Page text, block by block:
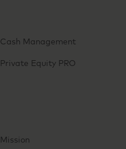
Cash Management
Private Equity PRO
Mission